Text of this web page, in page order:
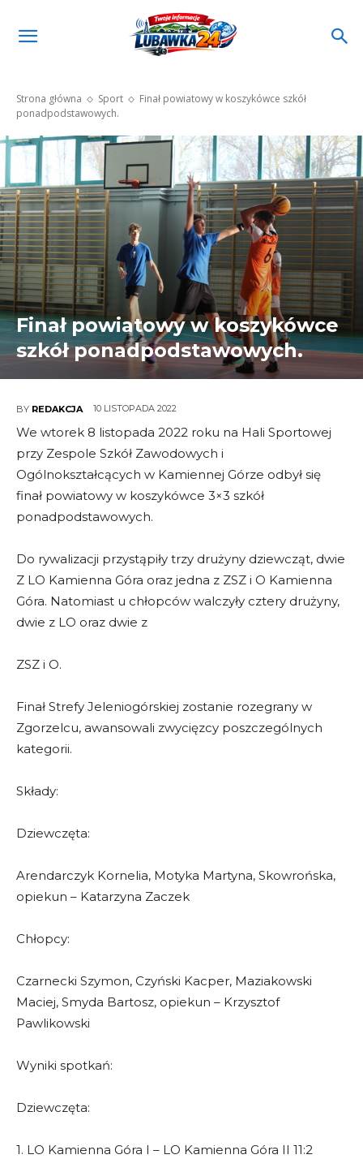
Strona główna Sport
Finał powiatowy w koszykówce szkół
ponadpodstawowych.
Finał powiatowy w koszykówce
szkół ponadpodstawowych.
BY REDAKCJA 10 LISTOPADA 2022
We wtorek 8 listopada 2022 roku na Hali Sportowej
przy Zespole Szkół Zawodowych i
Ogólnokształcących w Kamiennej Górze odbył się
finał powiatowy w koszykówce 3×3 szkół
ponadpodstawowych.
Do rywalizacji przystąpiły trzy drużyny dziewcząt, dwie
Z LO Kamienna Góra oraz jedna z ZSZ i O Kamienna
Góra. Natomiast u chłopców walczyły cztery drużyny,
dwie z LO oraz dwie z
ZSZ i O.
Finał Strefy Jeleniogórskiej zostanie rozegrany w
Zgorzelcu, awansowali zwycięzcy poszczególnych
kategorii.
Składy:
Dziewczęta:
Arendarczyk Kornelia, Motyka Martyna, Skowrońska,
opiekun – Katarzyna Zaczek
Chłopcy:
Czarnecki Szymon, Czyński Kacper, Maziakowski
Maciej, Smyda Bartosz, opiekun – Krzysztof
Pawlikowski
Wyniki spotkań:
Dziewczęta:
1. LO Kamienna Góra I – LO Kamienna Góra II 11:2